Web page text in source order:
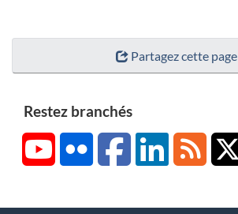
Partagez cette page
Restez branchés
YouTubeFlickr FacebookLinkedInRSS